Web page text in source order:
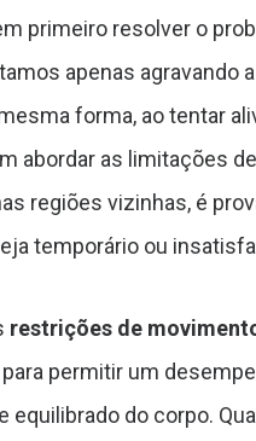
primeiro resolver o
apenas agravando a
forma, ao tentar
abordar as limitações de
regiões vizinhas, é
temporário ou
restrições de
permitir um
equilibrado do corpo.